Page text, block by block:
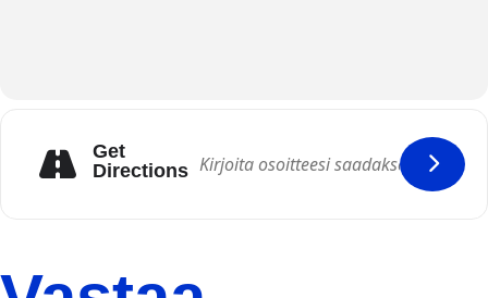
Get
Directions